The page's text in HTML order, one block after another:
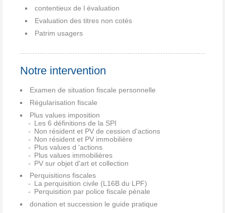
contentieux de l évaluation
Evaluation des titres non cotés
Patrim usagers
Notre intervention
Examen de situation fiscale personnelle
Régularisation fiscale
Plus values imposition
Les 6 définitions de la SPI
Non résident et PV de cession d'actions
Non résident et PV immobilière
Plus values d 'actions
Plus values immobilières
PV sur objet d'art et collection
Perquisitions fiscales
La perquisition civile (L16B du LPF)
Perquisition par police fiscale pénale
donation et succession le guide pratique